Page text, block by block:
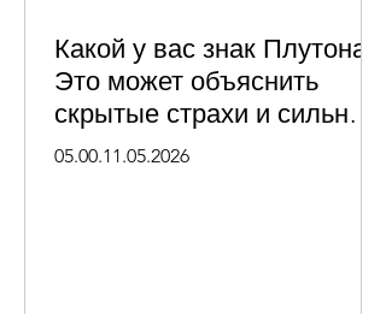
Какой у вас знак Плутона?
Это может объяснить
скрытые страхи и сильные
стороны вашего
05.00.11.05.2026